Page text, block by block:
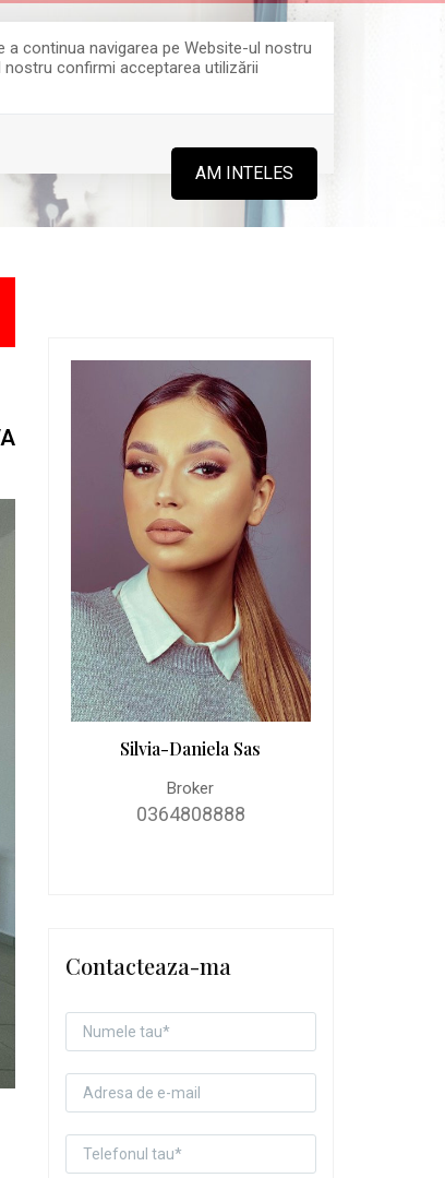
continua navigarea pe Website-ul nostru
confirmi acceptarea utilizării
AM INTELES
0364 808 888
Silvia-Daniela Sas
Broker
0364808888
Contacteaza-ma